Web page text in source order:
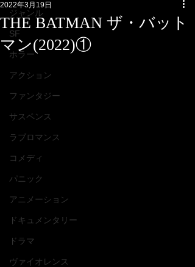
ジャンル
SF
ホラー
アクション
ファンタジー
サスペンス
ラブロマンス
コメディ
パニック
アニメーション
ドキュメンタリー
ドラマ
ヴァイオレンス
THE BATMAN ザ・バット
マン(2022)①
2022年3月19日